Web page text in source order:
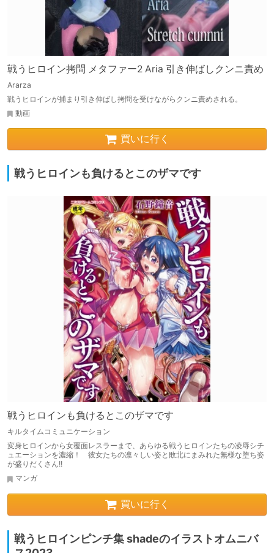
戦うヒロイン拷問 メタファー2 Aria 引き伸ばしクンニ責め
Ararza
戦うヒロインが捕まり引き伸ばし拷問を受けながらクンニ責めされる。
動画
買いに行く
戦うヒロインも負けるとこのザマです
戦うヒロインも負けるとこのザマです
キルタイムコミュニケーション
変身ヒロインから女覆面レスラーまで、あらゆる戦うヒロインたちの凌辱シチ
ュエーションを濃縮！ 彼女たちの凛々しい姿と敗北にまみれた無様な堕ち姿
が盛りだくさん!!
マンガ
買いに行く
戦うヒロインピンチ集 shadeのイラストオムニバ